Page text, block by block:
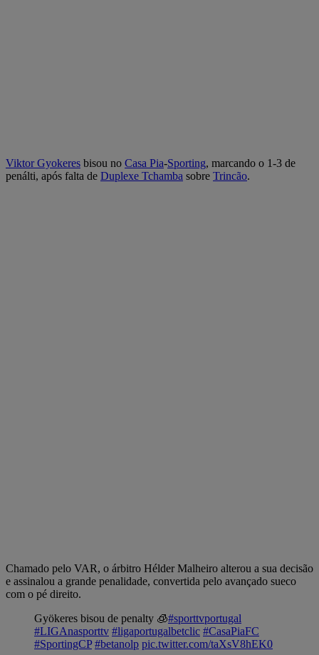
Viktor Gyokeres bisou no Casa Pia-Sporting, marcando o 1-3 de
penálti, após falta de Duplexe Tchamba sobre Trincão.
Chamado pelo VAR, o árbitro Hélder Malheiro alterou a sua decisão
e assinalou a grande penalidade, convertida pelo avançado sueco
com o pé direito.
Gyökeres bisou de penalty 🧊#sporttvportugal
#LIGAnasporttv #ligaportugalbetclic #CasaPiaFC
#SportingCP #betanolp pic.twitter.com/taXsV8hEK0